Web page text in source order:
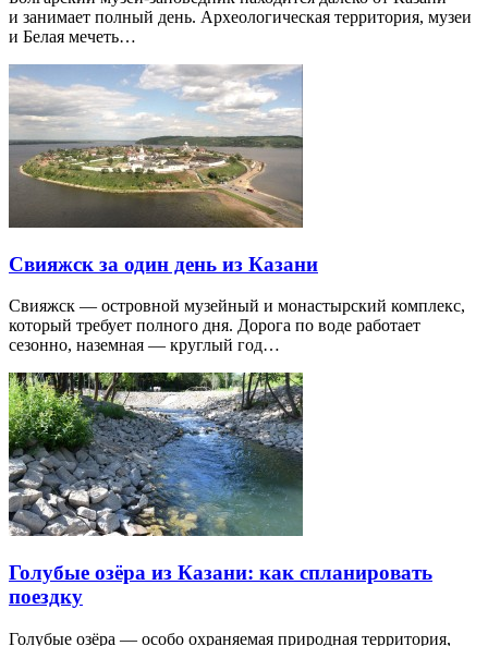
и занимает полный день. Археологическая территория, музеи
и Белая мечеть…
Свияжск за один день из Казани
Свияжск — островной музейный и монастырский комплекс,
который требует полного дня. Дорога по воде работает
сезонно, наземная — круглый год…
Голубые озёра из Казани: как спланировать
поездку
Голубые озёра — особо охраняемая природная территория,